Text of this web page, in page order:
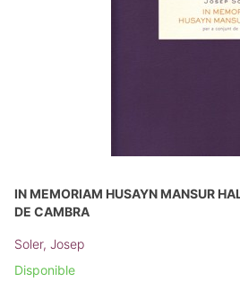
IN MEMORIAM HUSAYN MANSUR
DE CAMBRA
Soler, Josep
Disponible